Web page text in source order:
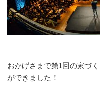
おかげさまで第1回の家づ
ができました！